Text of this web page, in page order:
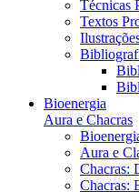
Técnicas
Textos
Bioenergia
Aura e Chacras
Aura e
Chacras:
Chacras: